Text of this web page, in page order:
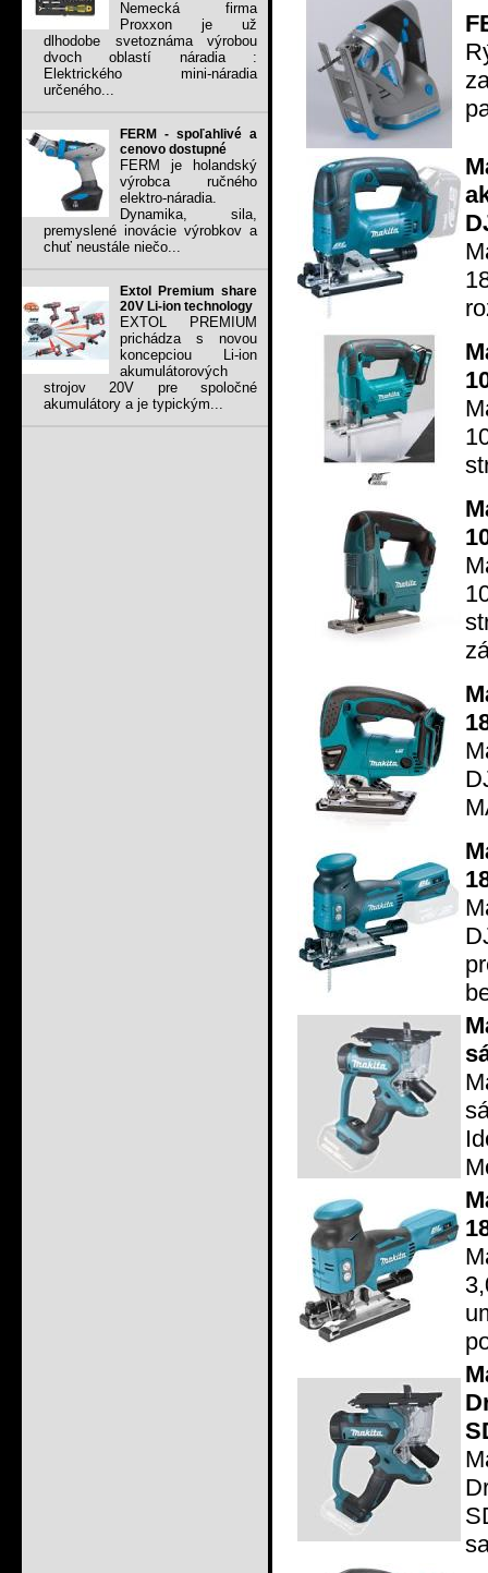
Nemecká firma
Proxxon je už
dlhodobe svetoznáma výrobou
dvoch oblastí náradia :
Elektrického mini-náradia
určeného...
FERM - spoľahlivé a
cenovo dostupné
FERM je holandský
výrobca ručného
elektro-náradia.
Dynamika, sila,
premyslené inovácie výrobkov a
chuť neustále niečo...
Extol Premium share
20V Li-ion technology
EXTOL PREMIUM
prichádza s novou
koncepciou Li-ion
akumulátorových
strojov 20V pre spoločné
akumulátory a je typickým...